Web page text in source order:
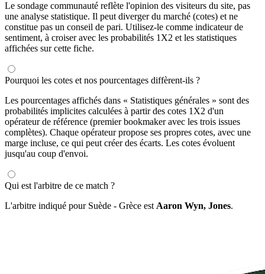
Le sondage communauté reflète l'opinion des visiteurs du site, pas
une analyse statistique. Il peut diverger du marché (cotes) et ne
constitue pas un conseil de pari. Utilisez-le comme indicateur de
sentiment, à croiser avec les probabilités 1X2 et les statistiques
affichées sur cette fiche.
Pourquoi les cotes et nos pourcentages diffèrent-ils ?
Les pourcentages affichés dans « Statistiques générales » sont des
probabilités implicites calculées à partir des cotes 1X2 d'un
opérateur de référence (premier bookmaker avec les trois issues
complètes). Chaque opérateur propose ses propres cotes, avec une
marge incluse, ce qui peut créer des écarts. Les cotes évoluent
jusqu'au coup d'envoi.
Qui est l'arbitre de ce match ?
L'arbitre indiqué pour Suède - Grèce est Aaron Wyn, Jones.